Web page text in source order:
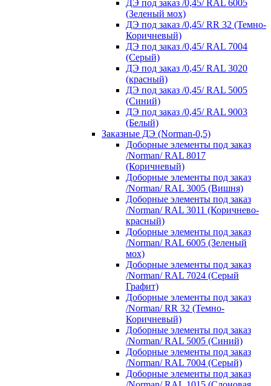
ДЭ под заказ /0,45/ RAL 6005
(Зеленый мох)
ДЭ под заказ /0,45/ RR 32 (Темно-
Коричневый)
ДЭ под заказ /0,45/ RAL 7004
(Серый)
ДЭ под заказ /0,45/ RAL 3020
(красный)
ДЭ под заказ /0,45/ RAL 5005
(Синий)
ДЭ под заказ /0,45/ RAL 9003
(Белый)
Заказные ДЭ (Norman-0,5)
Доборные элементы под заказ
/Norman/ RAL 8017
(Коричневый)
Доборные элементы под заказ
/Norman/ RAL 3005 (Вишня)
Доборные элементы под заказ
/Norman/ RAL 3011 (Коричнево-
красный)
Доборные элементы под заказ
/Norman/ RAL 6005 (Зеленый
мох)
Доборные элементы под заказ
/Norman/ RAL 7024 (Серый
Графит)
Доборные элементы под заказ
/Norman/ RR 32 (Темно-
Коричневый)
Доборные элементы под заказ
/Norman/ RAL 5005 (Синий)
Доборные элементы под заказ
/Norman/ RAL 7004 (Серый)
Доборные элементы под заказ